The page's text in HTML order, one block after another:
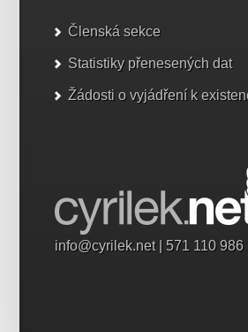
Členská sekce
Statistiky přenesených dat
Žádosti o vyjádření k
info@cyrilek.net| 571 110 986